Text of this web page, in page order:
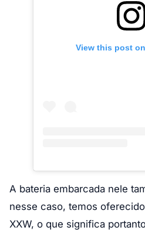
View this post
A bateria embarcada nele
nesse caso, temos
XXW, o que significa